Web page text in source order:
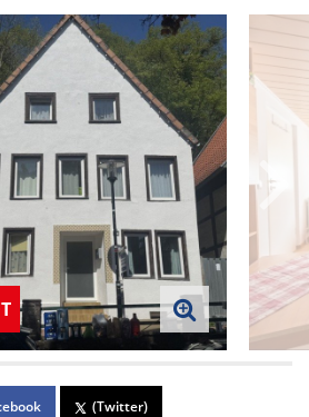
(Twitter)